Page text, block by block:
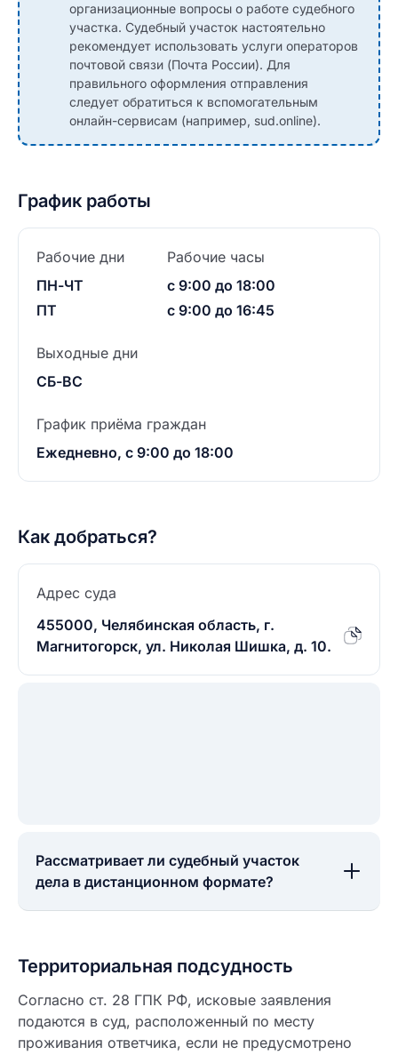
организационные вопросы о работе судебного
участка. Судебный участок настоятельно
рекомендует использовать услуги операторов
почтовой связи (Почта России). Для
правильного оформления отправления
следует обратиться к вспомогательным
онлайн-сервисам (например, sud.online).
График работы
Рабочие дни
ПН-ЧТ
ПТ
Рабочие часы
с 9:00 до 18:00
с 9:00 до 16:45
Выходные дни
СБ-ВС
График приёма граждан
Ежедневно, с 9:00 до 18:00
Как добраться?
Адрес суда
455000, Челябинская область, г.
Магнитогорск, ул. Николая Шишка, д. 10.
Рассматривает ли судебный участок
дела в дистанционном формате?
Территориальная подсудность
Согласно ст. 28 ГПК РФ, исковые заявления
подаются в суд, расположенный по месту
проживания ответчика, если не предусмотрено